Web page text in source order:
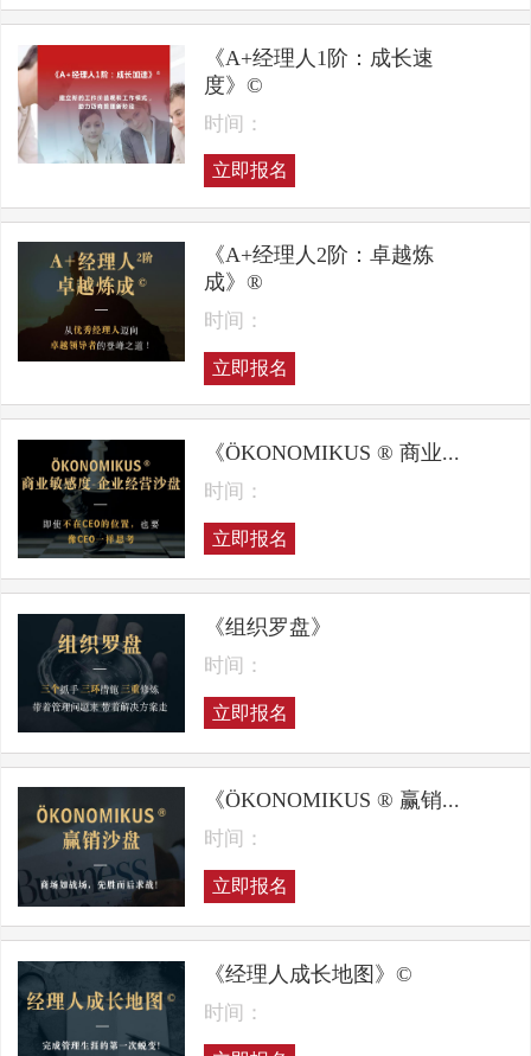
《A+经理人1阶：成长速
度》©
时间：
立即报名
《A+经理人2阶：卓越炼
成》®
时间：
立即报名
《ÖKONOMIKUS ® 商业...
时间：
立即报名
《组织罗盘》
时间：
立即报名
《ÖKONOMIKUS ® 赢销...
时间：
立即报名
《经理人成长地图》©
时间：